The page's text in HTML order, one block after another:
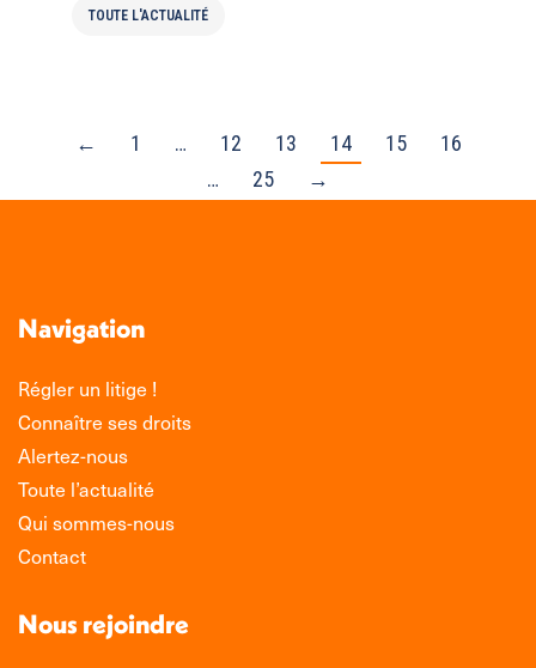
TOUTE L'ACTUALITÉ
← 1 … 12 13 14 15
16
…
25 →
Navigation
Régler un litige !
Connaître ses droits
Alertez-nous
Toute l’actualité
Qui sommes-nous
Contact
Nous rejoindre